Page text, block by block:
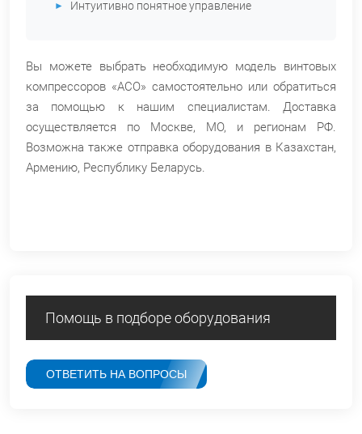
Интуитивно понятное управление
Вы можете выбрать необходимую модель винтовых
компрессоров «АСО» самостоятельно или обратиться
за помощью к нашим специалистам. Доставка
осуществляется по Москве, МО, и регионам РФ.
Возможна также отправка оборудования в Казахстан,
Армению, Республику Беларусь.
Помощь в подборе оборудования
ОТВЕТИТЬ НА ВОПРОСЫ